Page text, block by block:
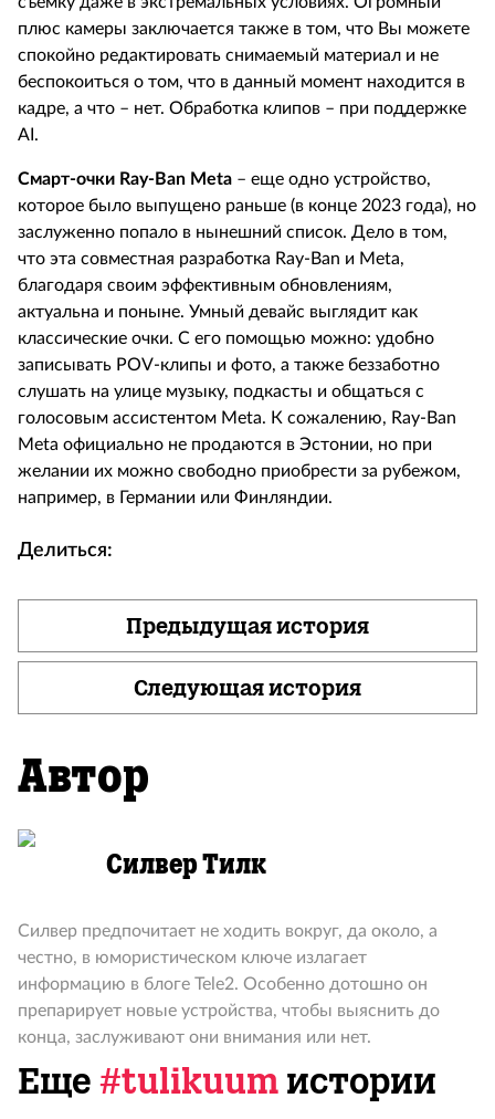
плюс камеры заключается также в том, что Вы можете
спокойно редактировать снимаемый материал и не
беспокоиться о том, что в данный момент находится в
кадре, а что – нет. Обработка клипов – при поддержке
AI .
Смарт-очки Ray- Ban Meta – еще одно устройство,
которое было выпущено раньше (в конце 2023 года), но
заслуженно попало в нынешний список. Дело в том,
что эта совместная разработка Ray- Ban и Meta,
благодаря своим эффективным обновлениям,
актуальна и поныне. Умный девайс выглядит как
классические очки. С его помощью можно: удобно
записывать POV-клипы и фото, а также беззаботно
слушать на улице музыку, подкасты и общаться с
голосовым ассистентом Meta. К сожалению, Ray- Ban
Meta официально не продаются в Эстонии, но при
желании их можно свободно приобрести за рубежом,
например, в Германии или Финляндии.
Делиться:
Предыдущая история
Следующая история
Автор
Силвер Тилк
Силвер предпочитает не ходить вокруг, да около, а
честно, в юмористическом ключе излагает
информацию в блоге Tele2. Особенно дотошно он
препарирует новые устройства, чтобы выяснить до
конца, заслуживают они внимания или нет.
Еще #tulikuum истории